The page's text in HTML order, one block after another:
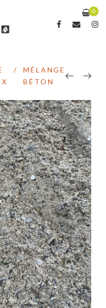
0
/
MÉLANGE
BÉTON